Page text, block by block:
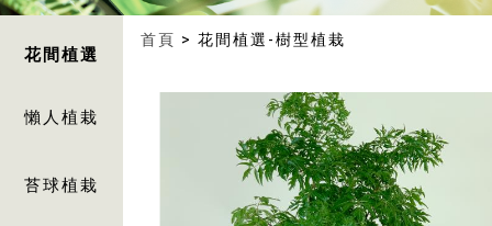
首頁 > 花間植選-樹型植栽
花間植選
懶人植栽
苔球植栽